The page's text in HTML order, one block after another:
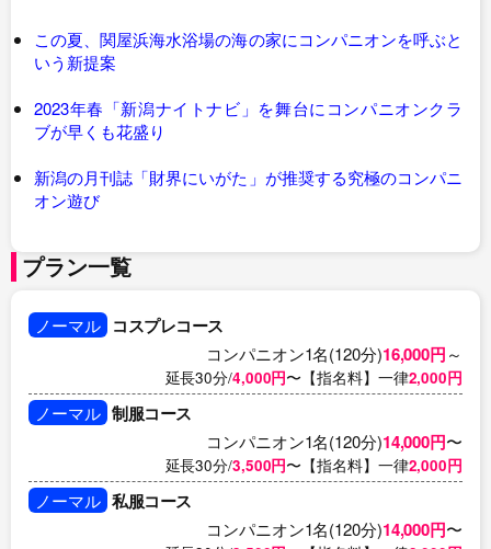
この夏、関屋浜海水浴場の海の家にコンパニオンを呼ぶと
いう新提案
2023年春「新潟ナイトナビ」を舞台にコンパニオンクラ
ブが早くも花盛り
新潟の月刊誌「財界にいがた」が推奨する究極のコンパニ
オン遊び
プラン一覧
ノーマル コスプレコース
コンパニオン1名(120分)16,000円～
延長30分/4,000円〜【指名料】一律2,000円
ノーマル 制服コース
コンパニオン1名(120分)14,000円〜
延長30分/3,500円〜【指名料】一律2,000円
ノーマル 私服コース
コンパニオン1名(120分)14,000円〜